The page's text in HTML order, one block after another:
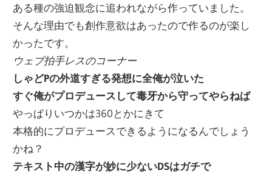
ある種の強迫観念に追われながら作っていました。
そんな理由でも創作意欲はあったので作るのが楽し
かったです。
ウェブ拍手レスのコーナー
しゃどPの外道すぎる発想に全俺が泣いた
すぐ俺がプロデュースして毒牙から守ってやらねば
やっぱりいつかは360とかにきて
本格的にプロデュースできるようになるんでしょう
かね？
テキスト中の漢字が妙に少ないDSはガチで